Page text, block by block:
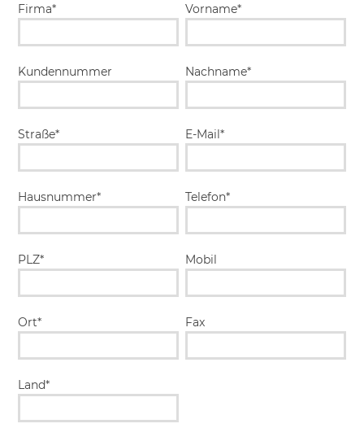
Firma*
Kundennummer
Straße*
Hausnummer*
PLZ*
Ort*
Land*
Vorname*
Nachname*
E-Mail*
Telefon*
Mobil
Fax